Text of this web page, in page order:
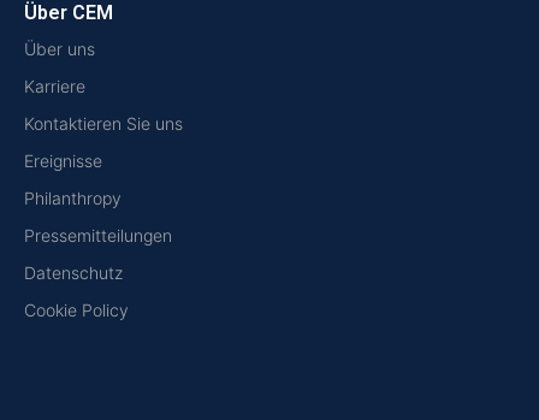
Über CEM
Über uns
Karriere
Kontaktieren Sie uns
Ereignisse
Philanthropy
Pressemitteilungen
Datenschutz
Cookie Policy